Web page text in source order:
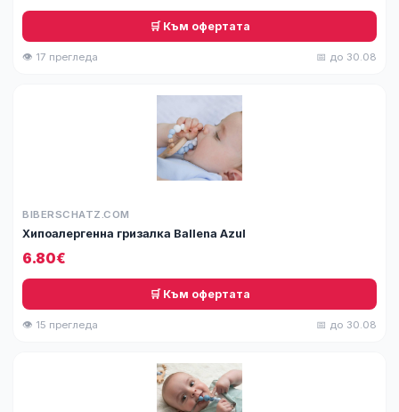
🛒 Към офертата
👁 17 прегледа 📅 до 30.08
BIBERSCHATZ.COM
Хипоалергенна гризалка Ballena Azul
6.80€
🛒 Към офертата
👁 15 прегледа 📅 до 30.08